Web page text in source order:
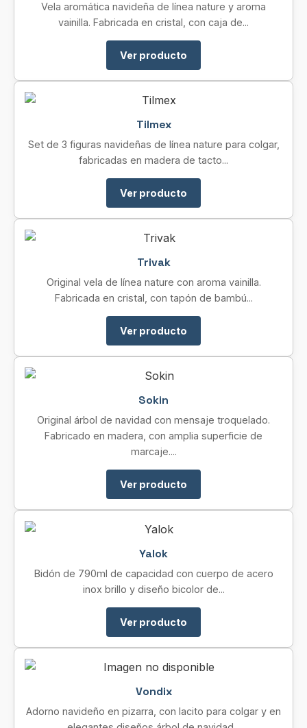
Vela aromática navideña de línea nature y aroma
vainilla. Fabricada en cristal, con caja de...
Ver producto
Tilmex
Set de 3 figuras navideñas de línea nature para colgar,
fabricadas en madera de tacto...
Ver producto
Trivak
Original vela de línea nature con aroma vainilla.
Fabricada en cristal, con tapón de bambú...
Ver producto
Sokin
Original árbol de navidad con mensaje troquelado.
Fabricado en madera, con amplia superficie de
marcaje....
Ver producto
Yalok
Bidón de 790ml de capacidad con cuerpo de acero
inox brillo y diseño bicolor de...
Ver producto
Vondix
Adorno navideño en pizarra, con lacito para colgar y en